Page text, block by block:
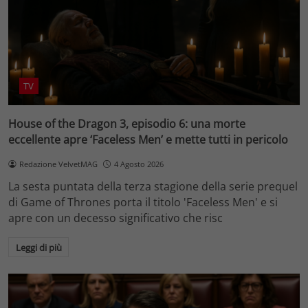
TV
House of the Dragon 3, episodio 6: una morte
eccellente apre ‘Faceless Men’ e mette tutti in pericolo
Redazione VelvetMAG 4 Agosto 2026
La sesta puntata della terza stagione della serie prequel
di Game of Thrones porta il titolo 'Faceless Men' e si
apre con un decesso significativo che risc
Leggi di più